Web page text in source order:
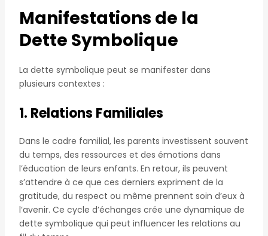
Manifestations de la
Dette Symbolique
La dette symbolique peut se manifester dans
plusieurs contextes :
1. Relations Familiales
Dans le cadre familial, les parents investissent souvent
du temps, des ressources et des émotions dans
l’éducation de leurs enfants. En retour, ils peuvent
s’attendre à ce que ces derniers expriment de la
gratitude, du respect ou même prennent soin d’eux à
l’avenir. Ce cycle d’échanges crée une dynamique de
dette symbolique qui peut influencer les relations au